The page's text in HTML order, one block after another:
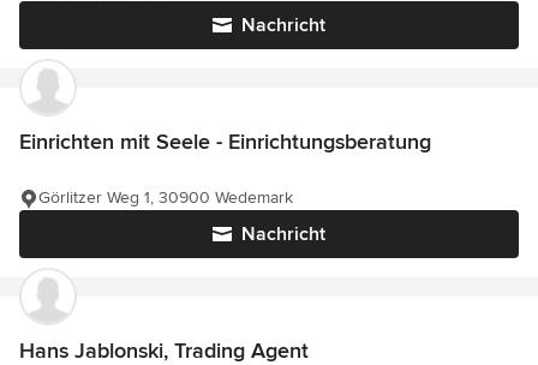
Nachricht
Einrichten mit Seele - Einrichtungsberatung
Nachricht
Görlitzer Weg 1, 30900 Wedemark
Hans Jablonski, Trading Agent